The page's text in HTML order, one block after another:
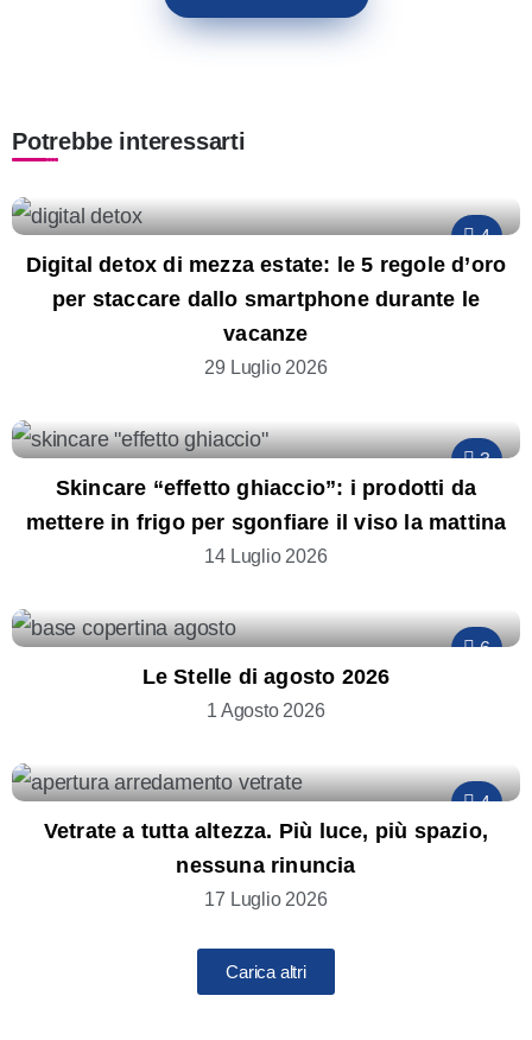
Potrebbe interessarti
4
Digital detox di mezza estate: le 5 regole d’oro
per staccare dallo smartphone durante le
vacanze
29 Luglio 2026
3
Skincare “effetto ghiaccio”: i prodotti da
mettere in frigo per sgonfiare il viso la mattina
14 Luglio 2026
6
Le Stelle di agosto 2026
1 Agosto 2026
4
Vetrate a tutta altezza. Più luce, più spazio,
nessuna rinuncia
17 Luglio 2026
Carica altri